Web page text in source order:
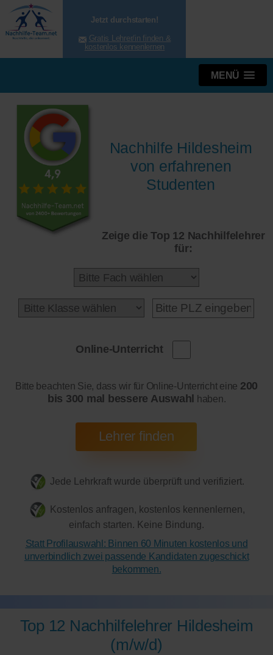
Jetzt durchstarten!
Gratis Lehrer/in finden &
kostenlos kennenlernen
MENÜ
Nachhilfe Hildesheim
von erfahrenen
Studenten
Zeige die Top 12 Nachhilfelehrer
für:
Online-Unterricht
Bitte beachten Sie, dass wir für Online-Unterricht eine 200
bis 300 mal bessere Auswahl haben.
Jede Lehrkraft wurde überprüft und verifiziert.
Kostenlos anfragen, kostenlos kennenlernen,
einfach starten. Keine Bindung.
Statt Profilauswahl: Binnen 60 Minuten kostenlos und
unverbindlich zwei passende Kandidaten zugeschickt
bekommen.
Top 12 Nachhilfelehrer Hildesheim
(m/w/d)